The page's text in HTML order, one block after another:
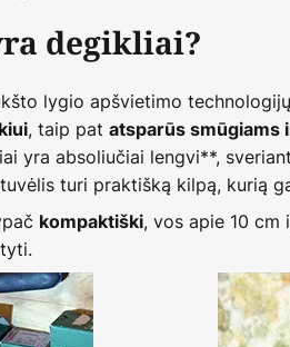
degikliai?
lygio apšvietimo
, taip pat atsparūs smūgiams
yra absoliučiai lengvi**,
turi praktišką kilpą, kurią
kompaktiški, vos apie 10